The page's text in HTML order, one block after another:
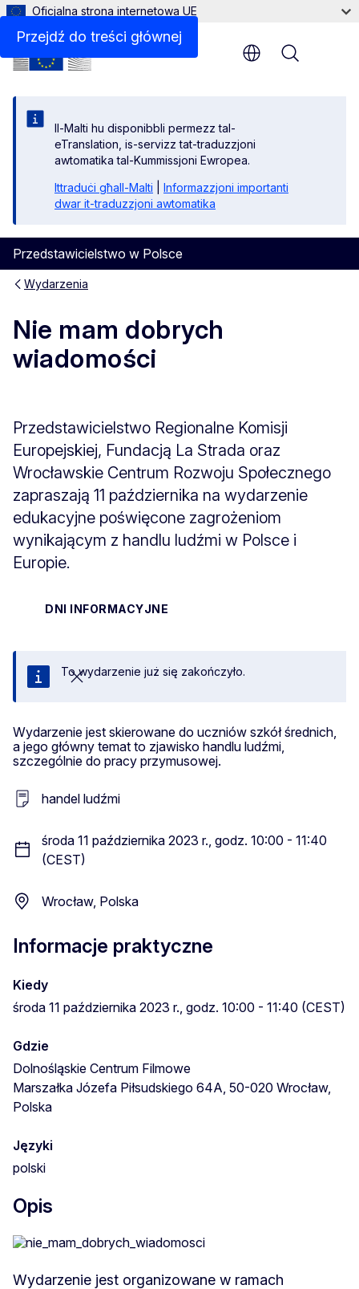
Przejdź do treści głównej
Oficjalna strona internetowa UE
Il-Malti hu disponibbli permezz tal-
eTranslation, is-servizz tat-traduzzjoni
awtomatika tal-Kummissjoni Ewropea.
Ittraduċi għall-Malti
Informazzjoni importanti
dwar it-traduzzjoni awtomatika
Przedstawicielstwo w Polsce
Menu
Wydarzenia
Nie mam dobrych
wiadomości
Przedstawicielstwo Regionalne Komisji
Europejskiej, Fundacją La Strada oraz
Wrocławskie Centrum Rozwoju Społecznego
zapraszają 11 października na wydarzenie
edukacyjne poświęcone zagrożeniom
wynikającym z handlu ludźmi w Polsce i
Europie.
DNI INFORMACYJNE
Zamknij
To wydarzenie już się zakończyło.
Wydarzenie jest skierowane do uczniów szkół średnich,
a jego główny temat to zjawisko handlu ludźmi,
szczególnie do pracy przymusowej.
handel ludźmi
środa 11 października 2023 r., godz. 10:00 - 11:40
(CEST)
Wrocław, Polska
Informacje praktyczne
Kiedy
środa 11 października 2023 r., godz. 10:00 - 11:40 (CEST)
Gdzie
Dolnośląskie Centrum Filmowe
Marszałka Józefa Piłsudskiego 64A, 50-020 Wrocław,
Polska
Języki
polski
Opis
Wydarzenie jest organizowane w ramach